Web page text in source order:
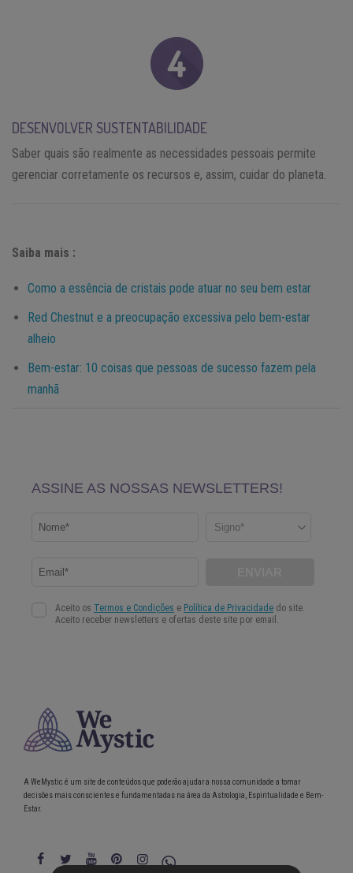
DESENVOLVER SUSTENTABILIDADE
Saber quais são realmente as necessidades pessoais permite
gerenciar corretamente os recursos e, assim, cuidar do planeta.
Saiba mais :
Como a essência de cristais pode atuar no seu bem estar
Red Chestnut e a preocupação excessiva pelo bem-estar
alheio
Bem-estar: 10 coisas que pessoas de sucesso fazem pela
manhã
A WeMystic é um site de conteúdos que poderão ajudar a nossa comunidade a tomar
decisões mais conscientes e fundamentadas na área da Astrologia, Espiritualidade e Bem-
Estar.